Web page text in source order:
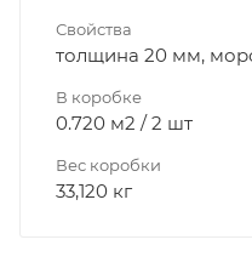
Свойства
толщина 20 мм,
В коробке
0.720 м2 / 2 шт
Вес коробки
33,120 кг